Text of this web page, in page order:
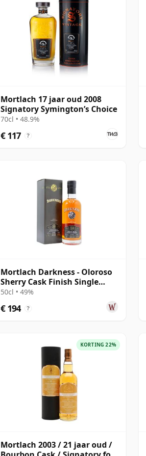
Mortlach 17 jaar oud 2008
Signatory Symington’s Choice
70cl • 48.9%
€ 117 ?
Mortlach Darkness - Oloroso
Sherry Cask Finish Single
Malt 20 jaar oud
50cl • 49%
€ 194 ?
KORTING 22%
Mortlach 2003 / 21 jaar oud /